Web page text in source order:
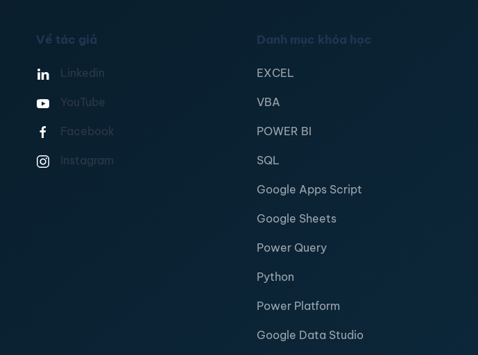
Về tác giả
Linkedin
YouTube
Facebook
Instagram
Danh mục khóa học
EXCEL
VBA
POWER BI
SQL
Google Apps Script
Google Sheets
Power Query
Python
Power Platform
Google Data Studio